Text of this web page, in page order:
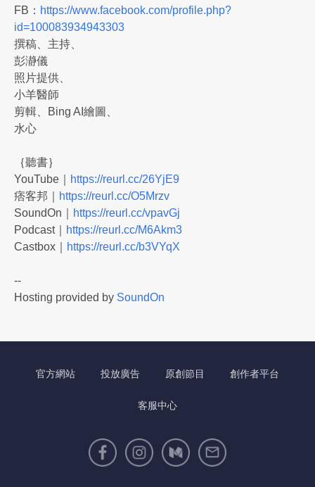
FB： https://www.facebook.com/profile.php?
id=100083934943303
撰稿、主持、
彭瀞儀
照片提供、
小羊醫師
剪輯、Bing AI繪圖、
水心
｛聽書｝
YouTube｜
https://reurl.cc/26YjE9
痞客邦｜
https://reurl.cc/O5Mrzv
SoundOn｜
https://reurl.cc/vpavGj
Podcast｜
https://reurl.cc/M6Akm3
Castbox｜
https://reurl.cc/b3VYqX
--
Hosting provided by SoundOn
官方網站 投放廣告 原創節目 創作者平台
客服中心